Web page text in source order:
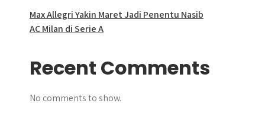
Max Allegri Yakin Maret Jadi Penentu Nasib
AC Milan di Serie A
Recent Comments
No comments to show.